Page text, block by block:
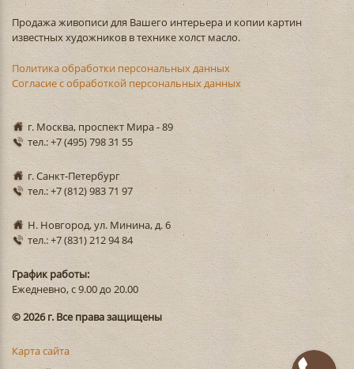
Продажа живописи для Вашего интерьера и копии картин
известных художников в технике холст масло.
Политика обработки персональных данных
Согласие с обработкой персональных данных
г. Москва, проспект Мира - 89
тел.: +7 (495) 798 31 55
г. Санкт-Петербург
тел.: +7 (812) 983 71 97
Н. Новгород, ул. Минина, д. 6
тел.: +7 (831) 212 94 84
График работы:
Ежедневно, с 9.00 до 20.00
© 2026 г. Все права защищены
Карта сайта